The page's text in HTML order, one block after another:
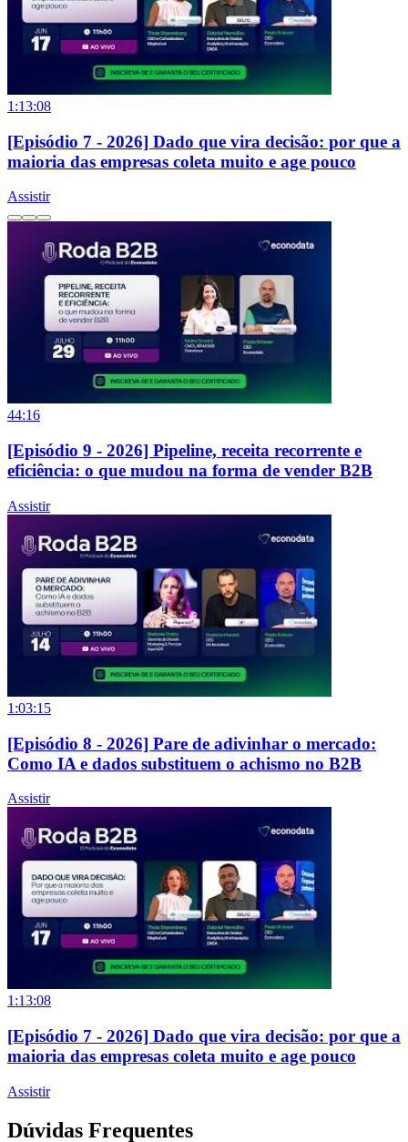
1:13:08
[Episódio 7 - 2026] Dado que vira decisão: por que a
maioria das empresas coleta muito e age pouco
Assistir
44:16
[Episódio 9 - 2026] Pipeline, receita recorrente e
eficiência: o que mudou na forma de vender B2B
Assistir
1:03:15
[Episódio 8 - 2026] Pare de adivinhar o mercado:
Como IA e dados substituem o achismo no B2B
Assistir
1:13:08
[Episódio 7 - 2026] Dado que vira decisão: por que a
maioria das empresas coleta muito e age pouco
Assistir
Dúvidas Frequentes